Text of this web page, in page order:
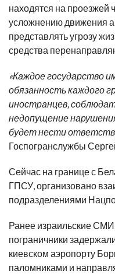
находятся на проезжей
усложнению движения
представлять угрозу
средства
«Каждое государство
обязанность каждого
иностранцев,
недопущение
будет нести
Госпогранслужбы
Сейчас на границе с
ГПСУ, организовано
подразделениями
Ранее израильские
пограничники
киевском аэропорту
паломниками и